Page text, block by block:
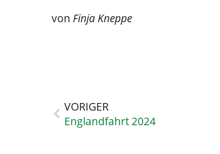
von Finja Kneppe
VORIGER
Englandfahrt 2024